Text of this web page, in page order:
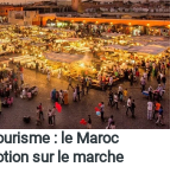
: le Maroc
sur le marche